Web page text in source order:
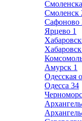
Смоленск
Сафоново
Ярцево 1
Хабаровск
Амурск 1
Одесская
Одесса 34